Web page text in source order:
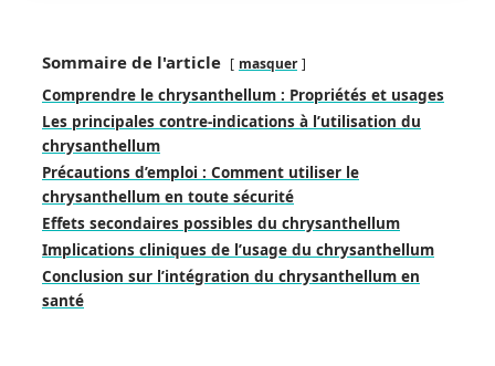
Sommaire de l'article masquer
Comprendre le chrysanthellum : Propriétés et usages
Les principales contre-indications à l’utilisation du
chrysanthellum
Précautions d’emploi : Comment utiliser le
chrysanthellum en toute sécurité
Effets secondaires possibles du chrysanthellum
Implications cliniques de l’usage du chrysanthellum
Conclusion sur l’intégration du chrysanthellum en
santé